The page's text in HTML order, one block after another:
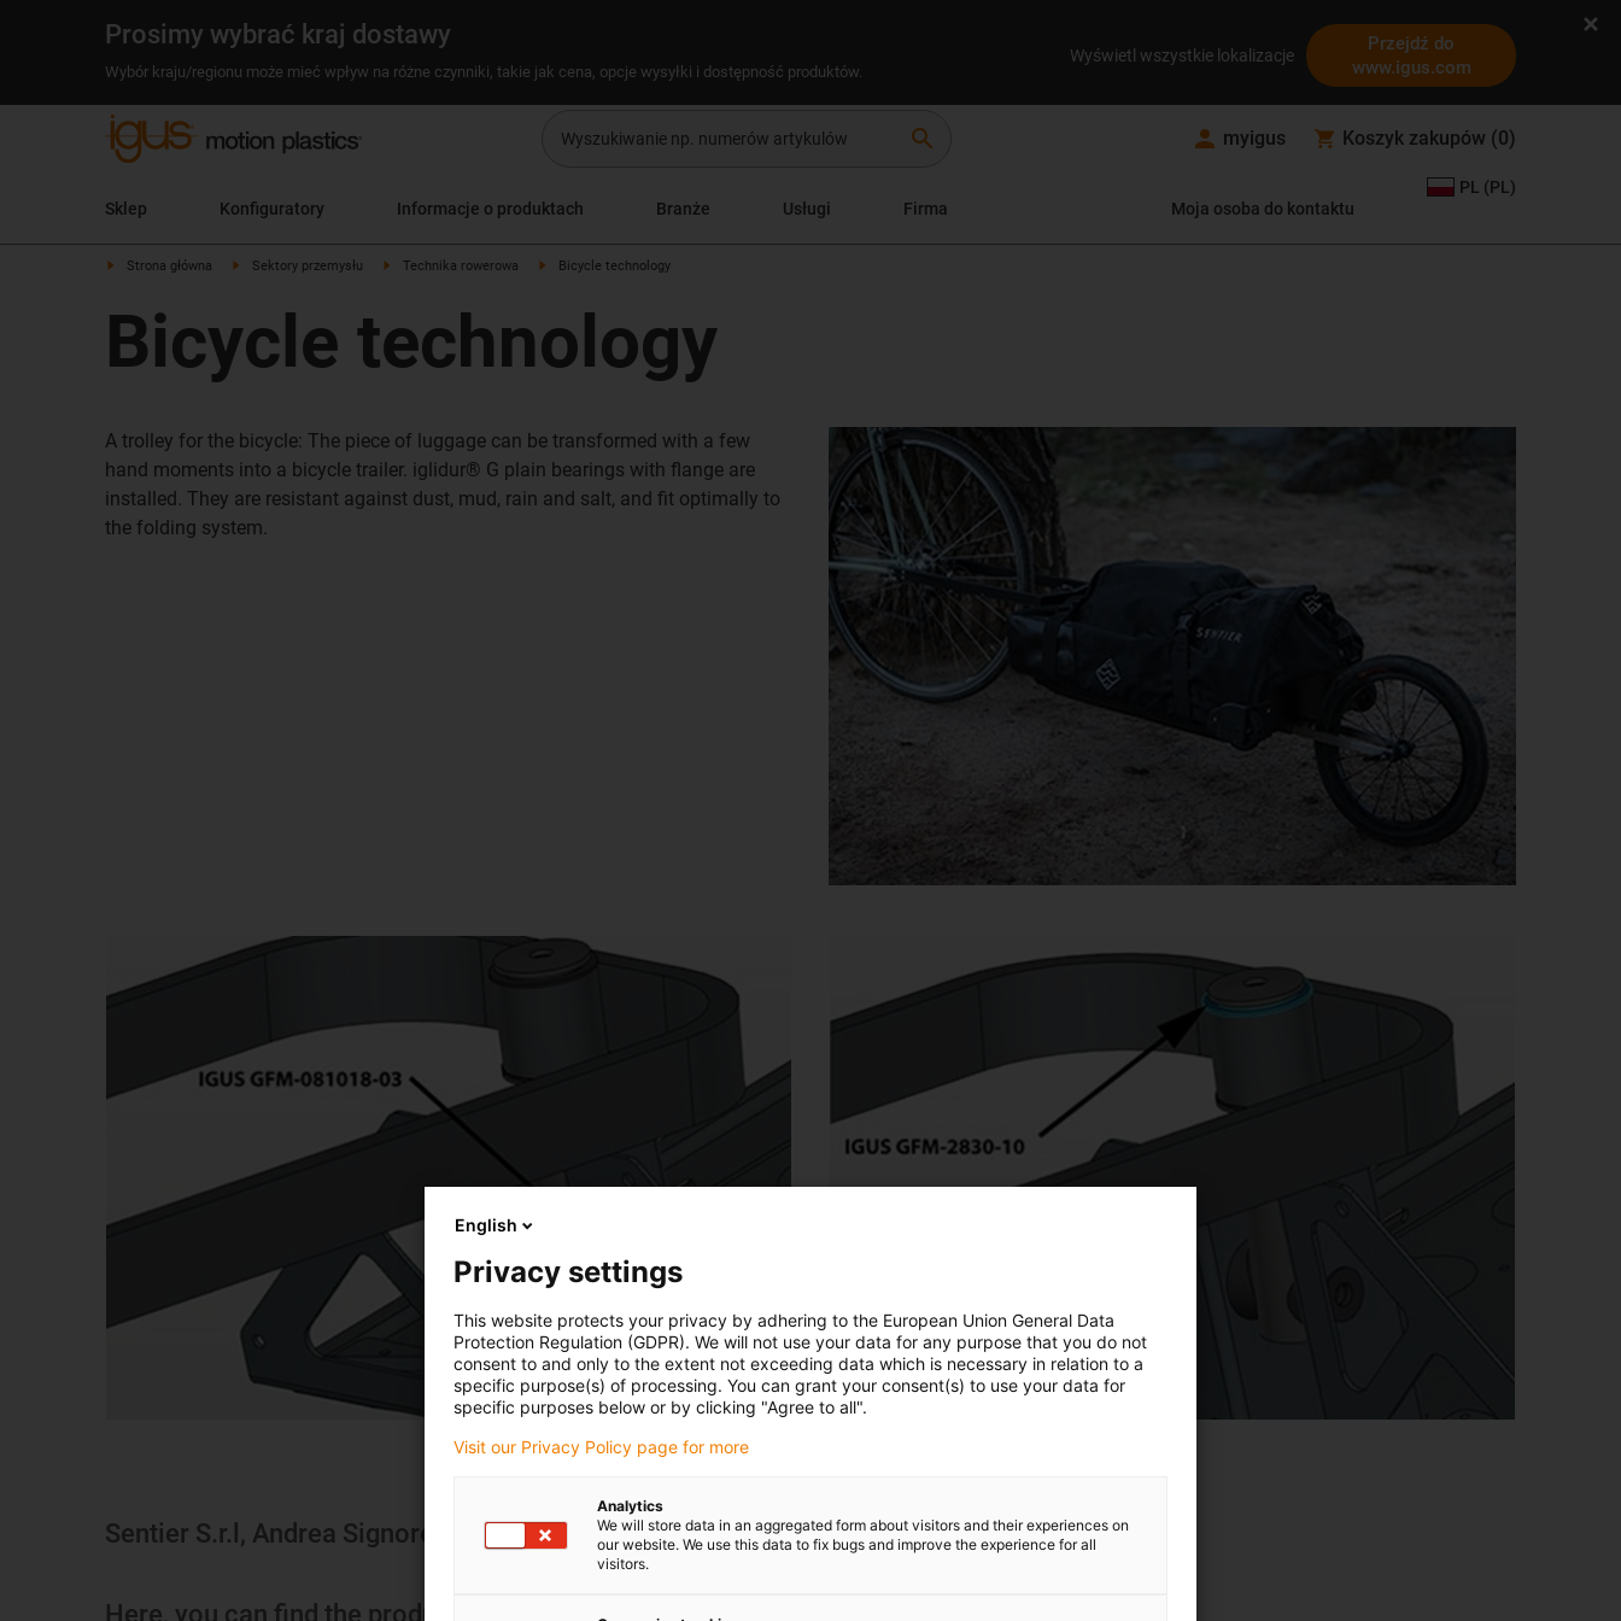
Prosimy wybrać kraj dostawy
Wybór kraju/regionu może mieć wpływ na różne czynniki, takie jak cena, opcje wysyłki i dostępność produktów.
Wyświetl wszystkie lokalizacje
Przejdź do
www.igus.com
search myigus Koszyk zakupów (0)
Sklep Konfiguratory Informacje o produktach Branże Usługi Firma Moja osoba do kontaktu
PL (PL)
Strona główna Sektory przemysłu Technika rowerowa Bicycle technology
Bicycle technology
A trolley for the bicycle: The piece of luggage can be transformed with a few
hand moments into a bicycle trailer. iglidur® G plain bearings with flange are
installed. They are resistant against dust, mud, rain and salt, and fit optimally to
the folding system.
Sentier S.r.l, Andrea Signoretto, Rovereto, Italy
Here, you can find the products used
English
Privacy settings
This website protects your privacy by adhering to the European Union General Data
Protection Regulation (GDPR). We will not use your data for any purpose that you do not
consent to and only to the extent not exceeding data which is necessary in relation to a
specific purpose(s) of processing. You can grant your consent(s) to use your data for
specific purposes below or by clicking "Agree to all".
Visit our Privacy Policy page for more
Analytics
We will store data in an aggregated form about visitors and their experiences on
our website. We use this data to fix bugs and improve the experience for all
visitors.